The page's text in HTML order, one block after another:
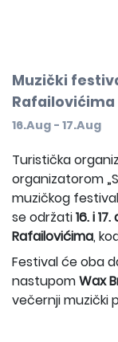
Muzički
Rafailovićima
16.Aug - 17.Aug
Turistička
organizatorom
muzičkog
se održati16. i
Rafailovićima,
Festival će oba
nastupomWax
večernji muzički